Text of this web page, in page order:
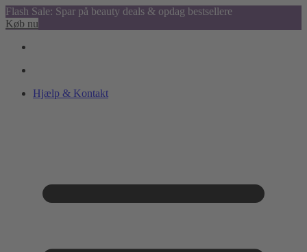
Flash Sale: Spar på beauty deals & opdag bestsellere
Køb nu
Hjælp & Kontakt